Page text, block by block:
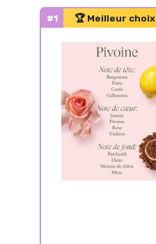
#1 🏆 Meilleur choix